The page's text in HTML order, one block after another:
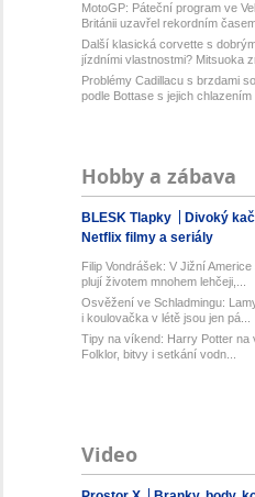
MotoGP: Páteční program ve
Británii uzavřel rekordním časem
Další klasická corvette s
jízdními vlastnostmi? Mitsuoka
Problémy Cadillacu s brzdami
podle Bottase s jejich chlazením
Hobby a zábava
BLESK Tlapky
Divoký
Netflix filmy a seriály
Filip Vondrášek: V Jižní Americe
plují životem mnohem lehčeji,...
Osvěžení ve Schladmingu:
i koulovačka v létě jsou jen pá...
Tipy na víkend: Harry Potter na
Folklor, bitvy i setkání vodn...
Video